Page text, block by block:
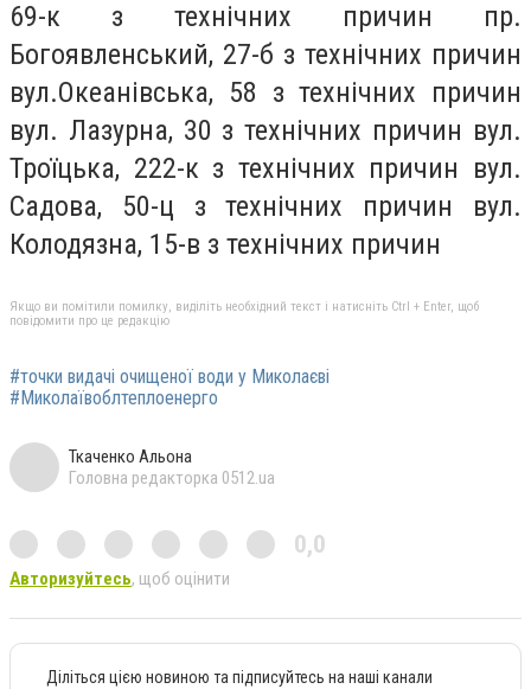
69-к з технічних причин пр.
Богоявленський, 27-б з технічних причин
вул.Океанівська, 58 з технічних причин
вул. Лазурна, 30 з технічних причин вул.
Троїцька, 222-к з технічних причин вул.
Садова, 50-ц з технічних причин вул.
Колодязна, 15-в з технічних причин
Якщо ви помітили помилку, виділіть необхідний текст і натисніть Ctrl + Enter, щоб
повідомити про це редакцію
#точки видачі очищеної води у Миколаєві
#Миколаївоблтеплоенерго
Ткаченко Альона
Головна редакторка 0512.ua
0,0
Авторизуйтесь, щоб оцінити
Діліться цією новиною та підписуйтесь на наші канали